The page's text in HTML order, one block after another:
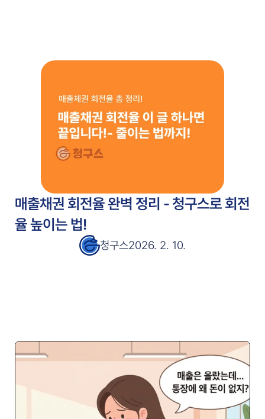
매출채권 회전율 완벽 정리 - 청구스로 회전
율 높이는 법!
청구스2026. 2. 10.
고객 사례
서비스 소개서
서비스 소개서
블로그
블로그
가격 안내